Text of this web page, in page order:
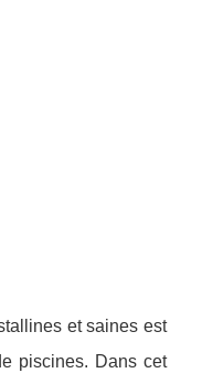
et saines est
piscines. Dans cet